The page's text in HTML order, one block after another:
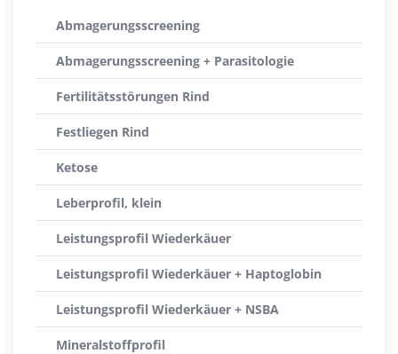
Abmagerungsscreening
Abmagerungsscreening + Parasitologie
Fertilitätsstörungen Rind
Festliegen Rind
Ketose
Leberprofil, klein
Leistungsprofil Wiederkäuer
Leistungsprofil Wiederkäuer + Haptoglobin
Leistungsprofil Wiederkäuer + NSBA
Mineralstoffprofil